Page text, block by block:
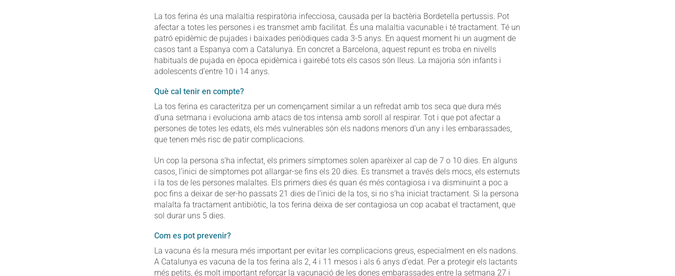
La tos ferina és una malaltia respiratòria infecciosa, causada per la bactèria Bordetella pertussis. Pot
afectar a totes les persones i es transmet amb facilitat. És una malaltia vacunable i té tractament. Té un
patró epidèmic de pujades i baixades periòdiques cada 3-5 anys. En aquest moment hi un augment de
casos tant a Espanya com a Catalunya. En concret a Barcelona, aquest repunt es troba en nivells
habituals de pujada en època epidèmica i gairebé tots els casos són lleus. La majoria són infants i
adolescents d’entre 10 i 14 anys.
Què cal tenir en compte?
La tos ferina es caracteritza per un començament similar a un refredat amb tos seca que dura més
d’una setmana i evoluciona amb atacs de tos intensa amb soroll al respirar. Tot i que pot afectar a
persones de totes les edats, els més vulnerables són els nadons menors d’un any i les embarassades,
que tenen més risc de patir complicacions.
Un cop la persona s’ha infectat, els primers símptomes solen aparèixer al cap de 7 o 10 dies. En alguns
casos, l’inici de símptomes pot allargar-se fins els 20 dies. Es transmet a través dels mocs, els esternuts
i la tos de les persones malaltes. Els primers dies és quan és més contagiosa i va disminuint a poc a
poc fins a deixar de ser-ho passats 21 dies de l’inici de la tos, si no s’ha iniciat tractament. Si la persona
malalta fa tractament antibiòtic, la tos ferina deixa de ser contagiosa un cop acabat el tractament, que
sol durar uns 5 dies.
Com es pot prevenir?
La vacuna és la mesura més important per evitar les complicacions greus, especialment en els nadons.
A Catalunya es vacuna de la tos ferina als 2, 4 i 11 mesos i als 6 anys d’edat. Per a protegir els lactants
més petits, és molt important reforçar la vacunació de les dones embarassades entre la setmana 27 i